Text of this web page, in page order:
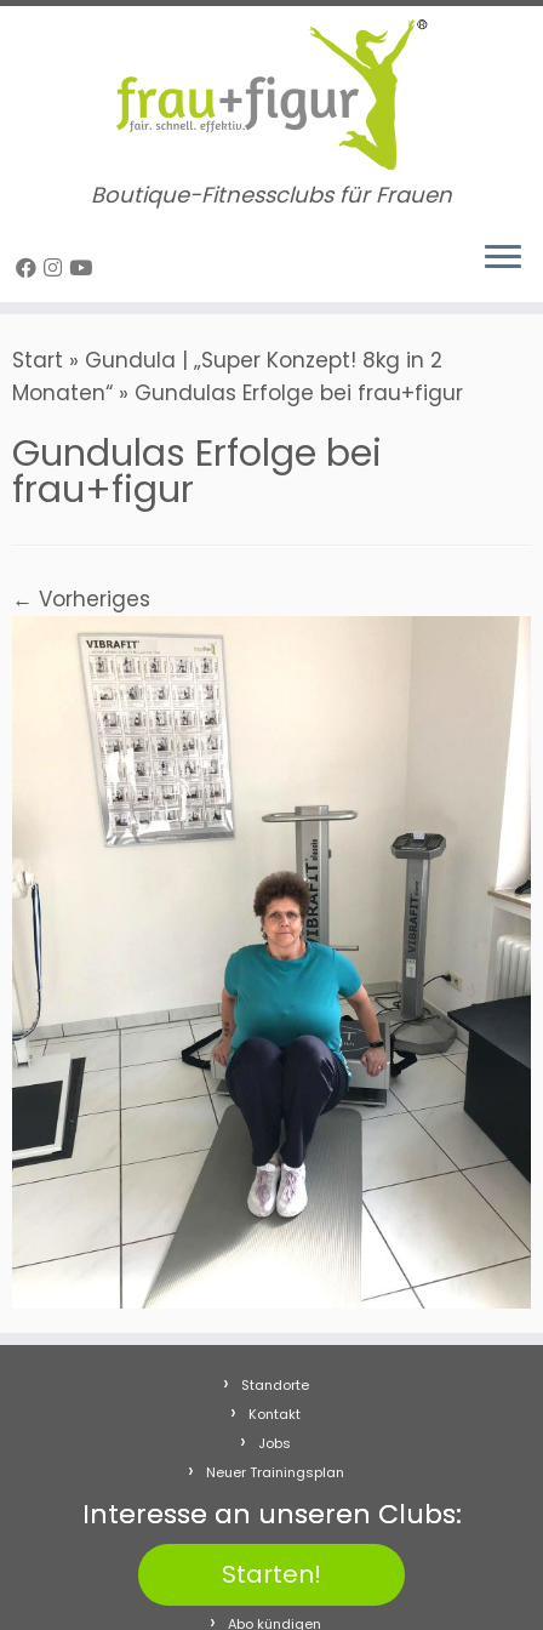
Zum
Boutique-Fitnessclubs für Frauen
Start » Gundula | „Super Konzept! 8kg in 2
Monaten“ » Gundulas Erfolge bei frau+figur
Gundulas Erfolge bei
frau+figur
← Vorheriges
Standorte
Kontakt
Jobs
Neuer Trainingsplan
Interesse an unseren Clubs:
Starten!
Abo kündigen